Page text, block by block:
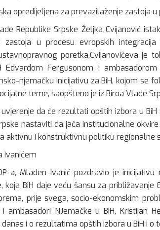
opredijeljena za prevazilaženje zastoja
Republike Srpske Željka Cvijanović
zastoja u procesu evropskih
poretka.Cvijanovićeva je
Edvardom Fergusonom i
njemačku inicijativu za BiH, kojom se
teme, saopšteno je iz Biroa Vlade
da će rezultati opštih izbora u
nastaviti da jača institucionalne
aktivnu i konstruktivnu politiku regionalne
Ivanićem
a, Mladen Ivanić pozdravio je
koja BiH daje veću šansu za
prije svega, socio-ekonomskim
ambasadori NJemačke u BiH, Kristijan
i o rezultatima opštih izbora u BiH i